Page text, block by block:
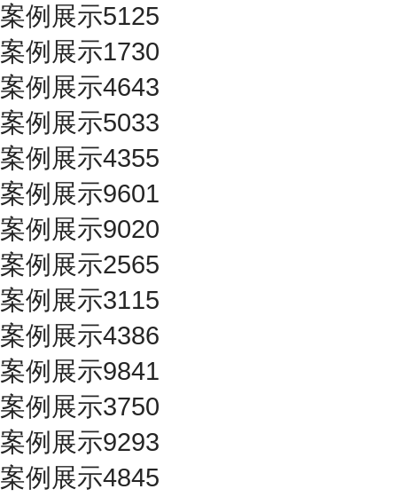
案例展示5125
案例展示1730
案例展示4643
案例展示5033
案例展示4355
案例展示9601
案例展示9020
案例展示2565
案例展示3115
案例展示4386
案例展示9841
案例展示3750
案例展示9293
案例展示4845